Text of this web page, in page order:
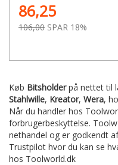
86,25
106,00 SPAR 18%
Køb Bitsholderpå nettet til
Stahlwille, Kreator, Wera,
Når du handler hos
forbrugerbeskyttelse.
nethandel og er godkendt
Trustpilot hvor du kan se
hos Toolworld.dk